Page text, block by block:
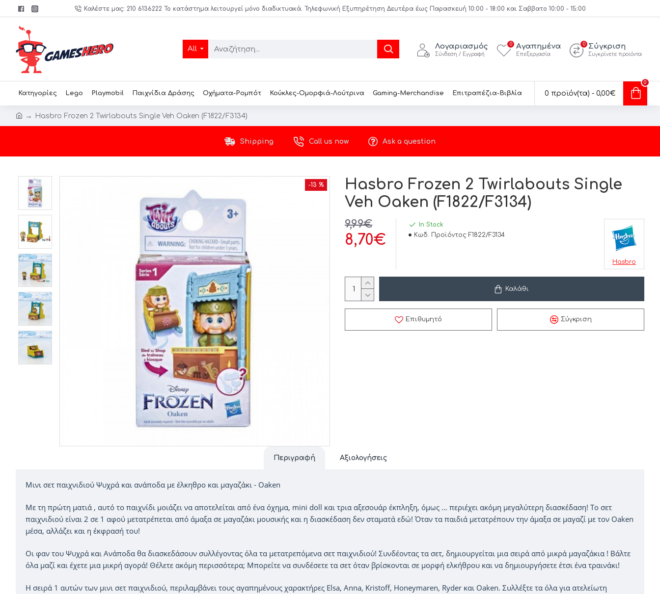
Καλέστε μας: 210 6136222 Το κατάστημα λειτουργεί μόνο διαδικτυακά. Τηλεφωνική Εξυπηρέτηση Δευτέρα έως Παρασκευή 10:00 - 18:00 και Σαββατο 10:00 - 15:00
All Λογαριασμός
Σύνδεση / Εγγραφή
Αγαπημένα
Επεξεργασία
0 Σύγκριση
Συγκρίνετε προϊόντα
0
Κατηγορίες Lego Playmobil Παιχνίδια Δράσης Οχήματα-Ρομπότ Κούκλες-Ομορφιά-Λούτρινα Gaming-Merchandise Επιτραπέζια-Βιβλία 0 προϊόν(τα) - 0,00€
0
Hasbro Frozen 2 Twirlabouts Single Veh Oaken (F1822/F3134)
Shipping Call us now Ask a question
-13 %
Hasbro Frozen 2 Twirlabouts Single
Veh Oaken (F1822/F3134)
8,70€
9,99€
In Stock
Κωδ. Προϊόντος: F1822/F3134
Hasbro
Καλάθι
Επιθυμητό Σύγκριση
Περιγραφή Αξιολογήσεις
Μινι σετ παιχνιδιού Ψυχρά και ανάποδα με έλκηθρο και μαγαζάκι - Oaken
Με τη πρώτη ματιά , αυτό το παιχνίδι μοιάζει να αποτελείται από ένα όχημα, mini doll και τρια αξεσουάρ έκπληξη, όμως … περιέχει ακόμη μεγαλύτερη διασκέδαση! Το σετ
παιχνιδιού είναι 2 σε 1 αφού μετατρέπεται από άμαξα σε μαγαζάκι μουσικής και η διασκέδαση δεν σταματά εδώ! Όταν τα παιδιά μετατρέπουν την άμαξα σε μαγαζί με τον Oaken
μέσα, αλλάζει και η έκφρασή του!
Οι φαν του Ψυχρά και Ανάποδα θα διασκεδάσουν συλλέγοντας όλα τα μετατρεπόμενα σετ παιχνιδιού! Συνδέοντας τα σετ, δημιουργείται μια σειρά από μικρά μαγαζάκια ! Βάλτε
όλα μαζί και έχετε μια μικρή αγορά! Θέλετε ακόμη περισσότερα; Μπορείτε να συνδέσετε τα σετ όταν βρίσκονται σε μορφή ελκήθρου και να δημιουργήσετε έτσι ένα τραινάκι!
Η σειρά 1 αυτών των μινι σετ παιχνιδιού, περιλαμβάνει τους αγαπημένους χαρακτήρες Elsa, Anna, Kristoff, Honeymaren, Ryder και Oaken. Συλλέξτε τα όλα για ατελείωτη